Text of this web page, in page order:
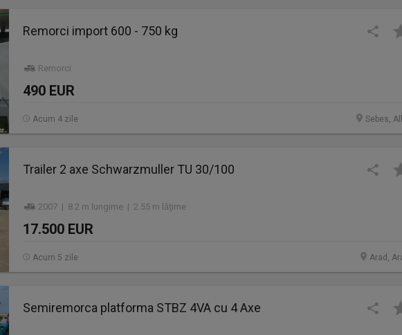
Remorci import 600 - 750 kg
Remorci
490 EUR
Sebes,
Acum 4 zile
Trailer 2 axe Schwarzmuller TU 30/100
2007 | 8.2 m lungime | 2.55 m lăţime
17.500 EUR
Arad,
Acum 5 zile
Semiremorca platforma STBZ 4VA cu 4 Axe